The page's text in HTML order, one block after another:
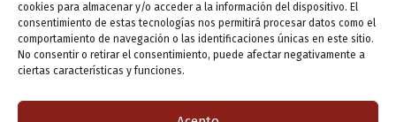
cookies para almacenar y/o acceder a la información del dispositivo. El
consentimiento de estas tecnologías nos permitirá procesar datos como el
comportamiento de navegación o las identificaciones únicas en este sitio.
No consentir o retirar el consentimiento, puede afectar negativamente a
ciertas características y funciones.
ensutinta/19 septiembre, 2018
Nunca se acaba de aprender castellano… La falta de
ortografía más recurrente referida al verbo absorber es,